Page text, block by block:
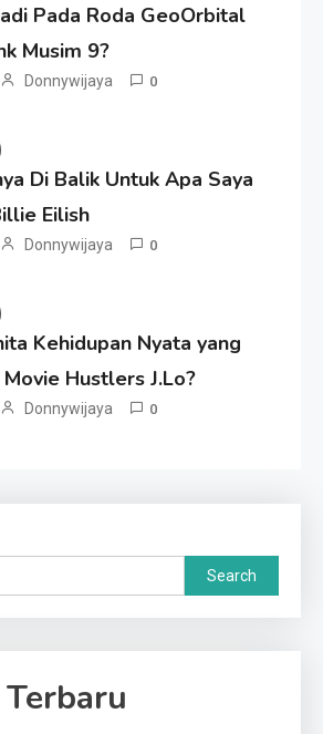
Pada Roda GeoOrbital
Musim 9?
Donnywijaya 0
Di Balik Untuk Apa Saya
Eilish
Donnywijaya 0
Kehidupan Nyata yang
Hustlers J.Lo?
Donnywijaya 0
Search